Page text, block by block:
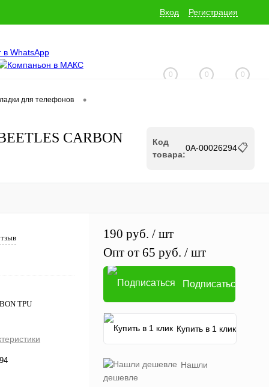
Вход Регистрация
0 0 0
для телефонов •
CARBON
Код
товара:
0А-00026294📋
TPU
190 руб. / шт
Опт от 65 руб. / шт
Подписаться
Купить в 1 клик
Нашли
дешевле